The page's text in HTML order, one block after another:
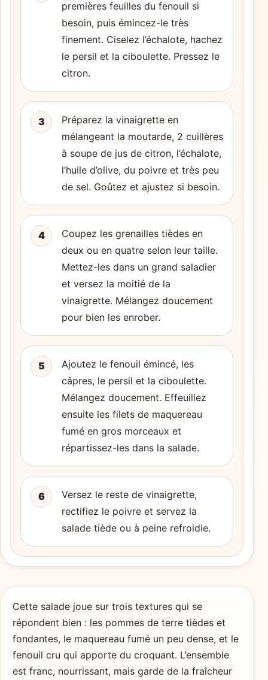
premières feuilles du fenouil si
besoin, puis émincez-le très
finement. Ciselez l’échalote, hachez
le persil et la ciboulette. Pressez le
citron.
3
Préparez la vinaigrette en
mélangeant la moutarde, 2 cuillères
à soupe de jus de citron, l’échalote,
l’huile d’olive, du poivre et très peu
de sel. Goûtez et ajustez si besoin.
4
Coupez les grenailles tièdes en
deux ou en quatre selon leur taille.
Mettez-les dans un grand saladier
et versez la moitié de la
vinaigrette. Mélangez doucement
pour bien les enrober.
5
Ajoutez le fenouil émincé, les
câpres, le persil et la ciboulette.
Mélangez doucement. Effeuillez
ensuite les filets de maquereau
fumé en gros morceaux et
répartissez-les dans la salade.
6
Versez le reste de vinaigrette,
rectifiez le poivre et servez la
salade tiède ou à peine refroidie.
Cette salade joue sur trois textures qui se
répondent bien : les pommes de terre tièdes et
fondantes, le maquereau fumé un peu dense, et le
fenouil cru qui apporte du croquant. L’ensemble
est franc, nourrissant, mais garde de la fraîcheur